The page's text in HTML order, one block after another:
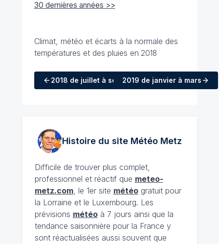
30 dernières années >>
Climat, météo et écarts à la normale des
températures et des pluies en 2018
2018 de juillet à septembre
2019 de janvier à mars
Histoire du site MétéoMetz
Difficile de trouver plus complet,
professionnel et réactif que meteo-
metz.com, le 1er site météogratuit pour
la Lorraine et le Luxembourg. Les
prévisions météoà 7 jours ainsi que la
tendance saisonnière pour la France y
sont réactualisées aussi souvent que